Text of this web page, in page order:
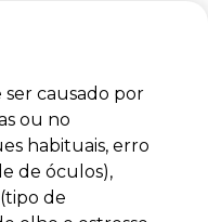
ser causado por
ou no
habituais, erro
de óculos),
de